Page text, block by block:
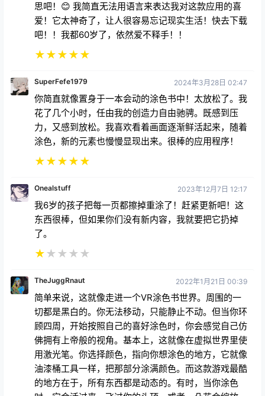
思吧！😊 我简直无法用语言来表达我对这款应用的喜
爱！它太神奇了，让人很容易忘记现实生活！快去下载
吧！！我都60岁了，依然爱不释手！！
★★★★★
SuperFefe1979 2024年3月28日 02:47
你简直就像置身于一本会动的涂色书中！太放松了。我
花了几个小时，任由我的创造力自由驰骋。既感到压
力，又感到放松。我喜欢看着画面逐渐鲜活起来，随着
涂色，新的元素也慢慢显现出来。很棒的应用程序！
★★★★★
Onealstuff 2023年12月7日 12:17
我6岁的孩子把每一页都擦掉重涂了！赶紧更新吧！这
东西很棒，但如果你们没有新内容，我就要把它扔掉
了。
★★ ★ ★ ★
TheJuggRnaut 2022年1月21日 00:39
简单来说，这就像走进一个VR涂色书世界。周围的一
切都是黑白的。你无法移动，只能静止不动。但当你环
顾四周，开始按照自己的喜好涂色时，你会感觉自己仿
佛拥有上帝般的视角。基本上，这就像在虚拟世界里使
用激光笔。你选择颜色，指向你想涂色的地方，它就像
油漆桶工具一样，把那部分涂满颜色。而这款游戏最酷
的地方在于，所有东西都是动态的。有时，当你涂色